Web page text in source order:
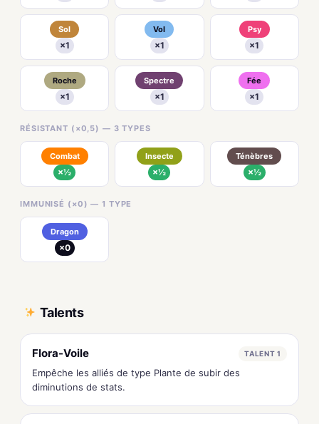
Sol
×1
Vol
×1
Psy
×1
Roche
×1
Spectre
×1
Fée
×1
RÉSISTANT (×0,5) — 3 TYPES
Combat
×½
Insecte
×½
Ténèbres
×½
IMMUNISÉ (×0) — 1 TYPE
Dragon
×0
Talents
Flora-Voile TALENT 1
Empêche les alliés de type Plante de subir des
diminutions de stats.